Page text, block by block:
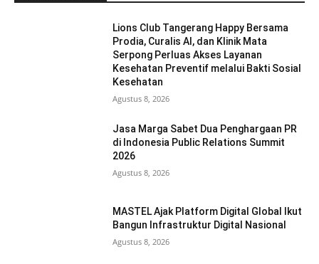
Lions Club Tangerang Happy Bersama
Prodia, Curalis AI, dan Klinik Mata
Serpong Perluas Akses Layanan
Kesehatan Preventif melalui Bakti Sosial
Kesehatan
Agustus 8, 2026
Jasa Marga Sabet Dua Penghargaan PR
di Indonesia Public Relations Summit
2026
Agustus 8, 2026
MASTEL Ajak Platform Digital Global Ikut
Bangun Infrastruktur Digital Nasional
Agustus 8, 2026